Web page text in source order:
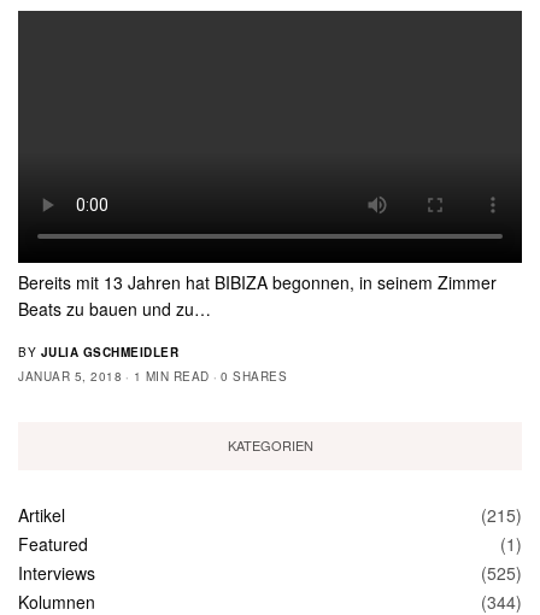
Bereits mit 13 Jahren hat BIBIZA begonnen, in seinem Zimmer
Beats zu bauen und zu…
BY JULIA GSCHMEIDLER
JANUAR 5, 2018
1 MIN READ 0 SHARES
KATEGORIEN
Artikel
(215)
Featured
(1)
Interviews
(525)
Kolumnen
(344)